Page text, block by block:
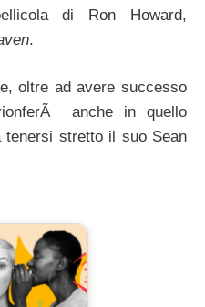
di Ron Howard,
.
oltre ad avere successo
anche in quello
stretto il suo Sean